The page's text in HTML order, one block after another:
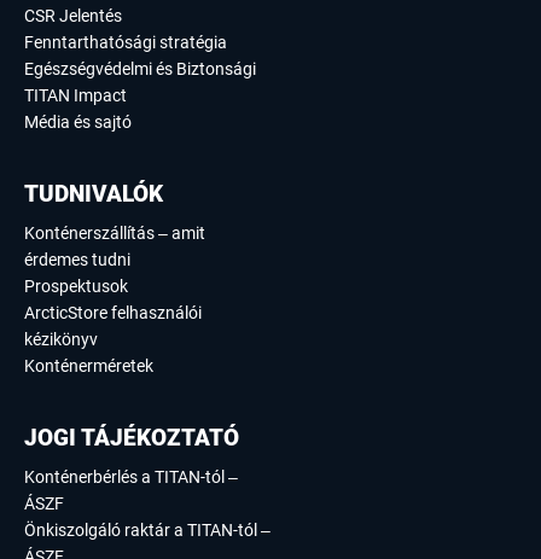
CSR Jelentés
Fenntarthatósági stratégia
Egészségvédelmi és Biztonsági
TITAN Impact
Média és sajtó
TUDNIVALÓK
Konténerszállítás – amit
érdemes tudni
Prospektusok
ArcticStore felhasználói
kézikönyv
Konténerméretek
JOGI TÁJÉKOZTATÓ
Konténerbérlés a TITAN-tól –
ÁSZF
Önkiszolgáló raktár a TITAN-tól –